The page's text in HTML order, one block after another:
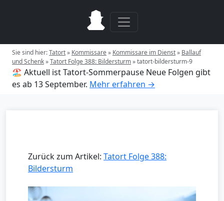
Sie sind hier:Tatort» Kommissare» Kommissare im Dienst» Ballauf
und Schenk»Tatort Folge 388: Bildersturm»tatort-bildersturm-9
🏖️ Aktuell ist Tatort-Sommerpause Neue Folgen gibt
es ab 13 September. Mehr erfahren →
Zurück zum Artikel: Tatort Folge 388:
Bildersturm